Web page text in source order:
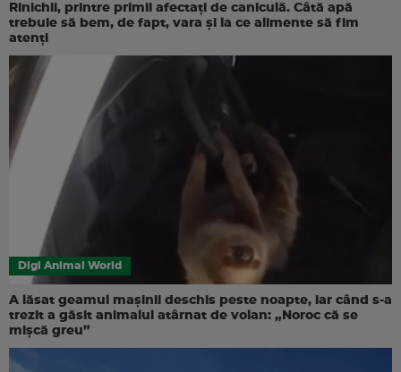
Rinichii, printre primii afectați de caniculă. Câtă apă
trebuie să bem, de fapt, vara și la ce alimente să fim
atenți
Digi Animal World
A lăsat geamul mașinii deschis peste noapte, iar când s-a
trezit a găsit animalul atârnat de volan: „Noroc că se
mișcă greu”